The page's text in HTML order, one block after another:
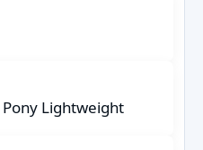
Pony Lightweight